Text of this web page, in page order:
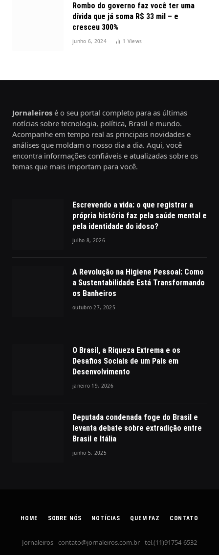
Rombo do governo faz você ter uma
dívida que já soma R$ 33 mil – e
cresceu 300%
junho 6, 2024 1 Views
Jornaleiros é o seu portal completo para as últimas
notícias sobre tecnologia, política, Brasil e mundo.
Acompanhe em tempo real as principais novidades e
análises que moldam o nosso dia a dia. Aqui, você
encontra informações confiáveis e atualizadas sobre os
temas que mais importam para você.
Escrevendo a vida: o que registrar a
própria história faz pela saúde mental e
pela identidade do idoso?
julho 8, 2026
A Revolução na Higiene Pessoal: Como
a Sustentabilidade Está Transformando
os Banheiros
outubro 27, 2025
O Brasil, a Riqueza Extrema e os
Desafios Sociais de um País em
Desenvolvimento
janeiro 19, 2026
Deputada condenada foge do Brasil e
levanta debate sobre extradição entre
Brasil e Itália
junho 5, 2025
HOME SOBRE NÓS NOTÍCIAS QUEM FAZ CONTATO
Jornaleiros -contato@jornaleiros.com.br- tel.(11)91754-6532